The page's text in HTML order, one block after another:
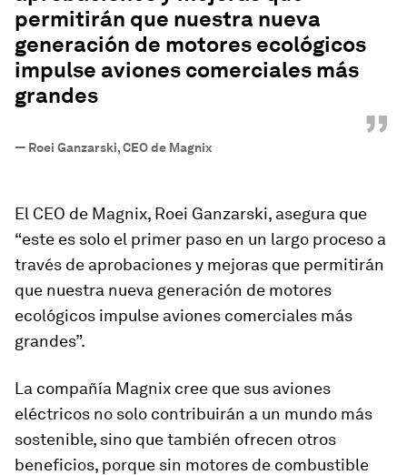
permitirán que nuestra nueva
generación de motores ecológicos
impulse aviones comerciales más
grandes
”
— Roei Ganzarski, CEO de Magnix
El CEO de Magnix, Roei Ganzarski, asegura que
“este es solo el primer paso en un largo proceso a
través de aprobaciones y mejoras que permitirán
que nuestra nueva generación de motores
ecológicos impulse aviones comerciales más
grandes”.
La compañía Magnix cree que sus aviones
eléctricos no solo contribuirán a un mundo más
sostenible, sino que también ofrecen otros
beneficios, porque sin motores de combustible